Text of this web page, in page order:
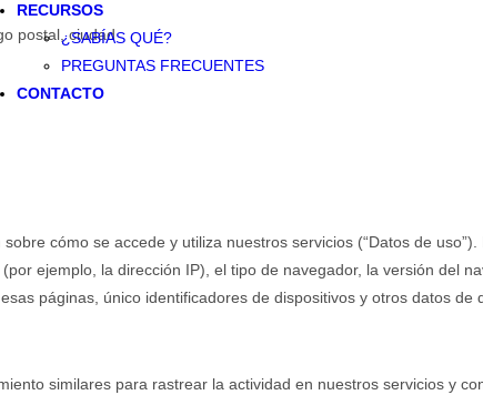
RECURSOS
¿SABÍAS QUÉ?
PREGUNTAS FRECUENTES
CONTACTO
postal, ciudad
cómo se accede y utiliza nuestros servicios (“Datos de
ejemplo, la dirección IP), el tipo de navegador, la versión del
páginas, único identificadores de dispositivos y otros datos de
similares para rastrear la actividad en nuestros servicios y